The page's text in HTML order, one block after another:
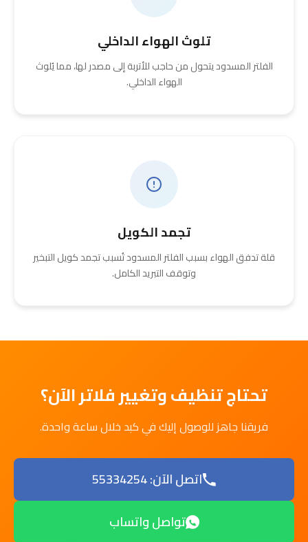
تلوث الهواء الداخلي
الفلتر المسدود يتحول من حاجب للأتربة إلى مصدر لها، مما يُلوث
الهواء الداخلي.
تجمد الكويل
قلة تدفق الهواء بسبب الفلتر المسدود تُسبب تجمد كويل التبخير
وتوقف التبريد الكامل.
تحتاج تنظيف وتغيير فلاتر الآن؟
فريقنا جاهز للوصول إليك في كبد خلال ساعة واحدة.
اتصل الآن: 55334254
تواصل واتساب